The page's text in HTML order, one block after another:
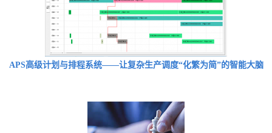
APS高级计划与排程系统——让复杂生产调度“化繁为简”的智能大脑